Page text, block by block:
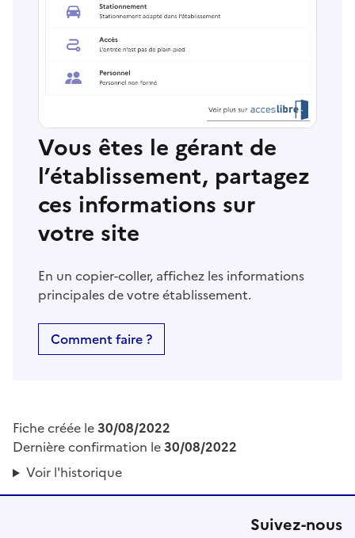
Vous êtes le gérant de
l’établissement, partagez
ces informations sur
votre site
En un copier-coller, affichez les informations
principales de votre établissement.
Comment faire ?
Fiche créée le30/08/2022
Dernière confirmation le30/08/2022
Voir l'historique
Suivez-nous